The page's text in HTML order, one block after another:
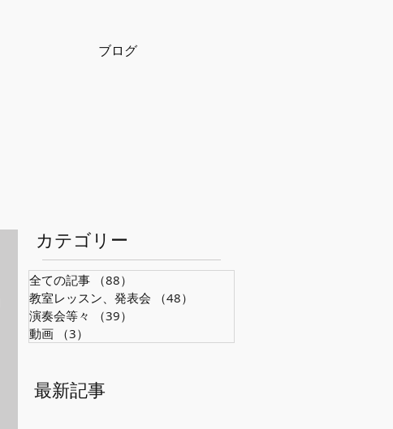
ブログ
​カテゴリー
全ての記事 （88）
教室レッスン、発表会
（48）
演奏会等々
（39）
動画
（3）
最新記事